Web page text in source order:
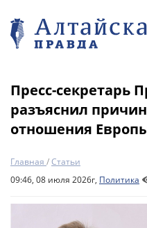
Пресс-секретарь
разъяснил
отношения
Главная /Статьи
09:46, 08 июля 2026г, Политика